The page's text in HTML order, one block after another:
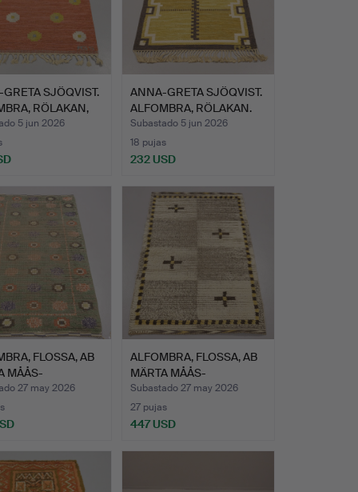
SJÖQVIST.
RÖLAKAN,
5 jun 2026
ANNA-GRETA SJÖQVIST.
ALFOMBRA, RÖLAKAN.
Subastado 5 jun 2026
18 pujas
232 USD
FLOSSA, AB
MÅÅS-
27 may 2026
ALFOMBRA, FLOSSA, AB
MÄRTA MÅÅS-
FJETTERSTR…
Subastado 27 may 2026
27 pujas
447 USD